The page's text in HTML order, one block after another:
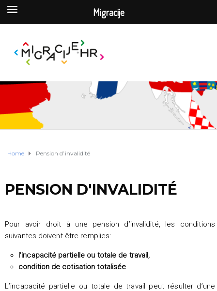
Home Pension d’invalidité
PENSION D'INVALIDITÉ
Pour avoir droit à une pension d’invalidité, les conditions
suivantes doivent être remplies:
l’incapacité partielle ou totale de travail,
condition de cotisation totalisée
L’incapacité partielle ou totale de travail peut résulter d’une
Migracije